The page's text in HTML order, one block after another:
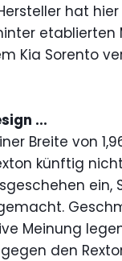
hat
Kia Sorento
...
Breite von
künftig
ein,
Meinung
den